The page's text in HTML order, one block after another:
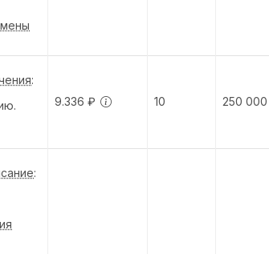
:
9.336 ₽ 10 250 000
: